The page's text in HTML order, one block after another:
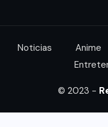
Noticias Anime
© 2023 -